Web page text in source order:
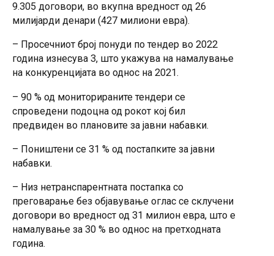
9.305 договори, во вкупна вредност од 26
милијарди денари (427 милиони евра).
– Просечниот број понуди по тендер во 2022
година изнесува 3, што укажува на намалување
на конкуренцијата во однос на 2021.
– 90 % од мониторираните тендери се
спроведени подоцна од рокот кој бил
предвиден во плановите за јавни набавки.
– Поништени се 31 % од постапките за јавни
набавки.
– Низ нетранспарентната постапка со
преговарање без објавување оглас се склучени
договори во вредност од 31 милион евра, што е
намалување за 30 % во однос на претходната
година.